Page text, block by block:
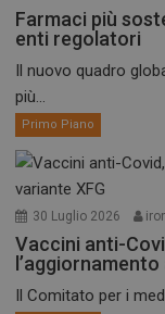
Farmaci più
enti regolatori
Il nuovo quadro
più...
Primo Piano
30 Luglio 2026
Vaccini anti-
Il Comitato per i